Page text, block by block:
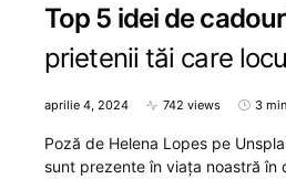
Top 5 idei de
prietenii tăi care
aprilie 4, 2024 742 views 3
Poză de Helena Lopes pe
sunt prezente în viața noastră în